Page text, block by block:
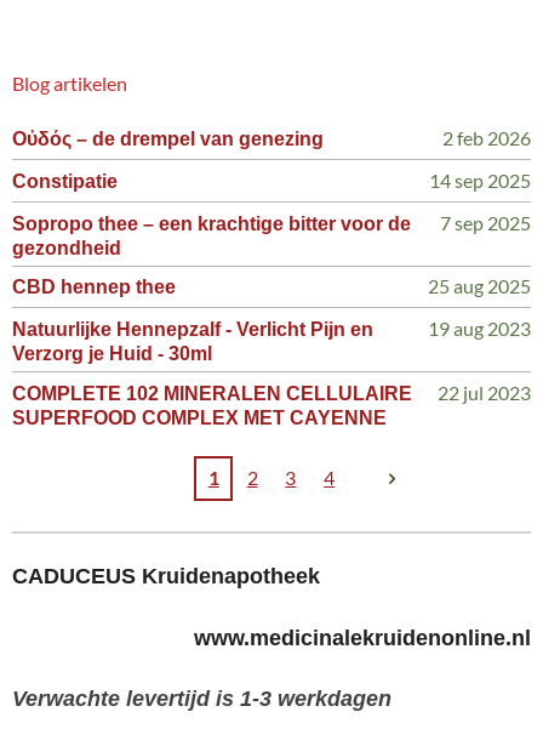
Blog artikelen
Οὐδός – de drempel van genezing 2 feb 2026
Constipatie 14 sep 2025
Sopropo thee – een krachtige bitter voor de
gezondheid
7 sep 2025
CBD hennep thee 25 aug 2025
Natuurlijke Hennepzalf - Verlicht Pijn en
Verzorg je Huid - 30ml
19 aug 2023
COMPLETE 102 MINERALEN CELLULAIRE
SUPERFOOD COMPLEX MET CAYENNE
22 jul 2023
1 2 3 4
CADUCEUS Kruidenapotheek
www.medicinalekruidenonline.nl
Verwachte levertijd is 1-3 werkdagen